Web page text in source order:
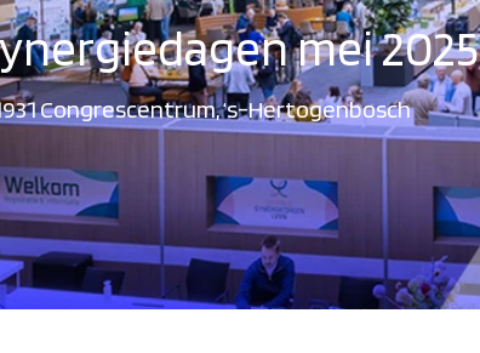
mei 2025
Congrescentrum, ‘s-Hertogenbosch